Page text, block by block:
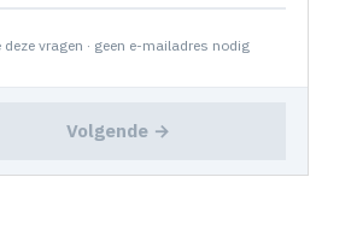
deze vragen · geen e-mailadres nodig
Volgende →